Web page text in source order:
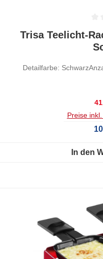
Durchschnittliche
Trisa Teelicht-
Detailfarbe:
Preise
In den